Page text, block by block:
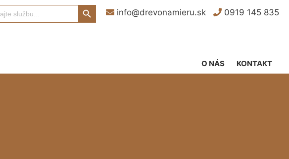
info@drevonamieru.sk 0919 145 835
Search Button
KONTAKT
O NÁS